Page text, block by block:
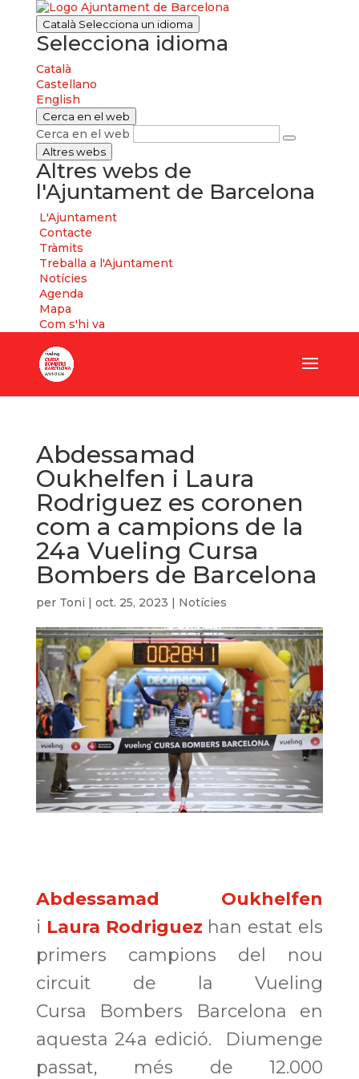
Català Selecciona un idioma
Selecciona idioma
Català
Castellano
English
Cerca en el web
Cerca en el web
Altres webs
Altres webs de
l'Ajuntament de Barcelona
L'Ajuntament
Contacte
Tràmits
Treballa a l'Ajuntament
Notícies
Agenda
Mapa
Com s'hi va
Abdessamad
Oukhelfen i Laura
Rodriguez es coronen
com a campions de la
24a Vueling Cursa
Bombers de Barcelona
per Toni | oct. 25, 2023 | Notícies
Abdessamad Oukhelfen
i Laura Rodriguez han estat els
primers campions del nou
circuit de la Vueling
Cursa Bombers Barcelona en
aquesta 24a edició. Diumenge
passat, més de 12.000